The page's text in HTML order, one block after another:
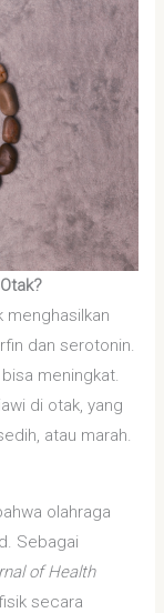
menghasilkan
dan serotonin.
meningkat.
di otak, yang
atau marah.
olahraga
Sebagai
of Health
secara